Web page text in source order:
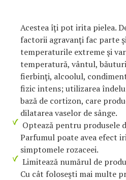
Acestea îţi pot irita pielea.
factorii agravanţi fac parte
temperaturile extreme şi
temperatură, vântul,
fierbinţi, alcoolul,
fizic intens; utilizarea
bază de cortizon, care
dilatarea vaselor de sânge.
Optează pentru produsele
Parfumul poate avea efect
simptomele rozaceei.
Limitează numărul de
Cu cât foloseşti mai multe